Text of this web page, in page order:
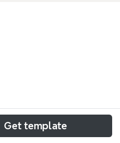
のマインドマップテン
秋の代表的な食材を「野
Get template